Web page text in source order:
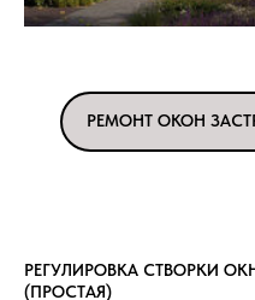
РЕМОНТ ОКОН
РЕГУЛИРОВКА СТВОРКИ
(ПРОСТАЯ)